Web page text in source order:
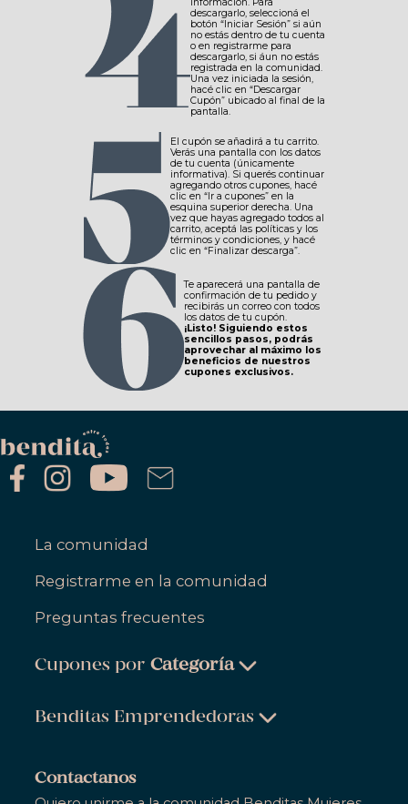
descargarlo, seleccioná el
botón “Iniciar Sesión” si aún
no estás dentro de tu cuenta
o en registrarme para
descargarlo, si áun no estás
registrada en la comunidad.
Una vez iniciada la sesión,
hacé clic en “Descargar
Cupón” ubicado al final de la
pantalla.
El cupón se añadirá a tu carrito.
Verás una pantalla con los datos
de tu cuenta (únicamente
informativa). Si querés continuar
agregando otros cupones, hacé
clic en “Ir a cupones” en la
esquina superior derecha. Una
vez que hayas agregado todos al
carrito, aceptá las políticas y los
términos y condiciones, y hacé
clic en “Finalizar descarga”.
Te aparecerá una pantalla de
confirmación de tu pedido y
recibirás un correo con todos
los datos de tu cupón.
¡Listo! Siguiendo estos
sencillos pasos, podrás
aprovechar al máximo los
beneficios de nuestros
cupones exclusivos.
La comunidad
Registrarme en la comunidad
Preguntas frecuentes
Cupones porCategoría
Salud & Bienestar
Benditas Emprendedoras
Contactanos